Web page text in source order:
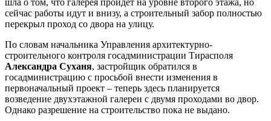
сейчас работы идут и внизу, а строительный забор полностью
перекрыл проход со двора на улицу.
По словам начальника Управления архитектурно-
строительного контроля госадминистрации Тирасполя
Александра Суханя, застройщик обратился в
госадминистрацию с просьбой внести изменения в
первоначальный проект – теперь здесь планируется
возведение двухэтажной галереи с двумя проходами во двор.
Однако разрешение на строительство пока не выдано.